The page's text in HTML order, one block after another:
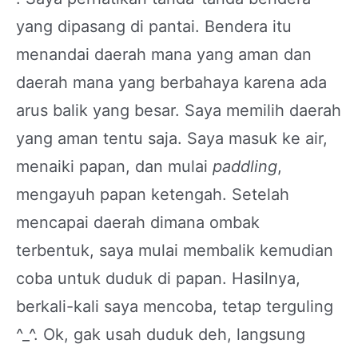
yang dipasang di pantai. Bendera itu
menandai daerah mana yang aman dan
daerah mana yang berbahaya karena ada
arus balik yang besar. Saya memilih daerah
yang aman tentu saja. Saya masuk ke air,
menaiki papan, dan mulai paddling,
mengayuh papan ketengah. Setelah
mencapai daerah dimana ombak
terbentuk, saya mulai membalik kemudian
coba untuk duduk di papan. Hasilnya,
berkali-kali saya mencoba, tetap terguling
^_^. Ok, gak usah duduk deh, langsung